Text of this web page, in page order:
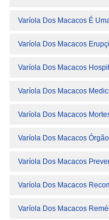
Varíola Dos Macacos É
Varíola Dos Macacos
Varíola Dos Macacos
Varíola Dos Macacos
Varíola Dos Macacos
Varíola Dos Macacos
Varíola Dos Macacos
Varíola Dos Macacos
Varíola Dos Macacos